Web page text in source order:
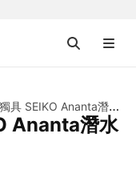
Ananta潛水計時碼錶
Ananta潛水